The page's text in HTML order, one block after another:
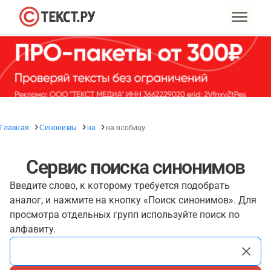
Главная Синонимы на на особицу
Сервис поиска синонимов
Введите слово, к которому требуется подобрать
аналог, и нажмите на кнопку «Поиск синонимов». Для
просмотра отдельных групп используйте поиск по
алфавиту.